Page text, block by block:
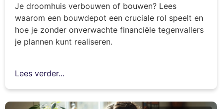
Je droomhuis verbouwen of bouwen? Lees
waarom een bouwdepot een cruciale rol speelt en
hoe je zonder onverwachte financiële tegenvallers
je plannen kunt realiseren.
Lees verder...